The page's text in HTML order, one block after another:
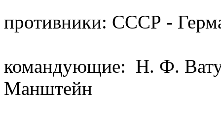
противники: СССР -
командующие: Н. Ф.
Манштейн